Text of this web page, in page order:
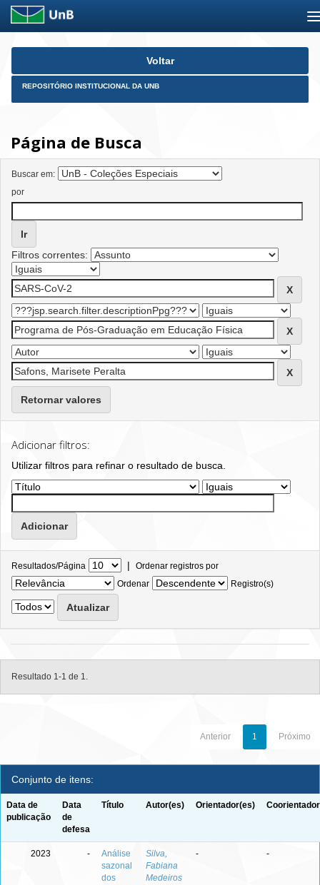
Skip
Voltar
REPOSITÓRIO INSTITUCIONAL DA UNB
Página de Busca
Buscar em:
por
Filtros correntes:
Retornar valores
Adicionar filtros:
Utilizar filtros para refinar o resultado de busca.
Resultados/Página | Ordenar registros por
Ordenar
Registro(s)
Resultado 1-1 de 1.
Anterior 1 Próximo
Conjunto de itens:
Data de
publicação
Data
de
defesa
Título Autor(es) Orientador(es)
2023 -
Análise
sazonal
dos
Silva,
Fabiana
Medeiros
- -